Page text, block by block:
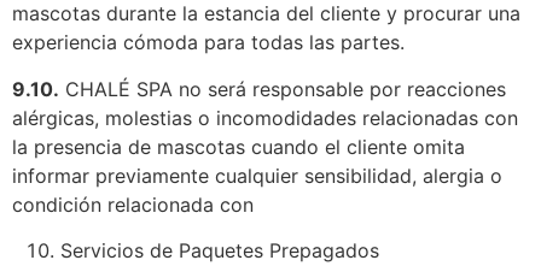
mascotas durante la estancia del cliente y procurar una
experiencia cómoda para todas las partes.
9.10. CHALÉ SPA no será responsable por reacciones
alérgicas, molestias o incomodidades relacionadas con
la presencia de mascotas cuando el cliente omita
informar previamente cualquier sensibilidad, alergia o
condición relacionada con
Servicios de Paquetes Prepagados